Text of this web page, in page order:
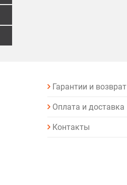
Гарантии и возврат
Оплата и доставка
Контакты